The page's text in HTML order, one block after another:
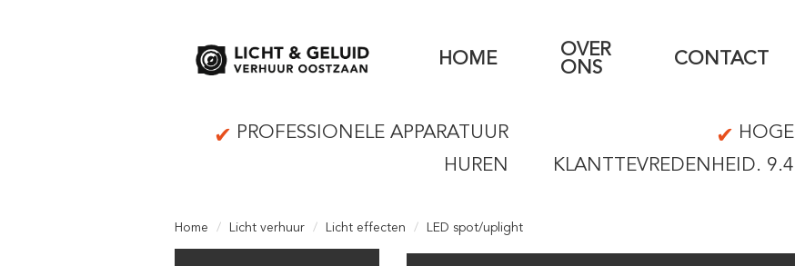
HOME
OVER
ONS
CONTACT
PROFESSIONELE APPARATUUR
HUREN
HOGE
KLANTTEVREDENHEID. 9.4
Home Licht verhuur Licht effecten LED spot/uplight